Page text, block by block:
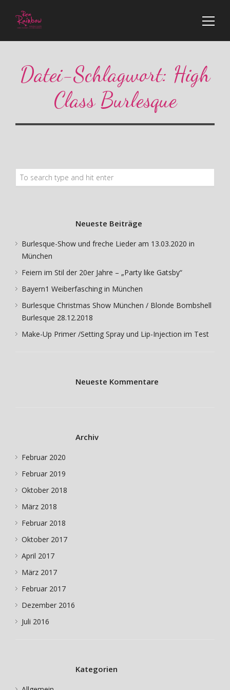
Datei-Schlagwort: High
Class Burlesque
Neueste Beiträge
Burlesque-Show und freche Lieder am 13.03.2020 in
München
Feiern im Stil der 20er Jahre – „Party like Gatsby“
Bayern1 Weiberfasching in München
Burlesque Christmas Show München / Blonde Bombshell
Burlesque 28.12.2018
Make-Up Primer /Setting Spray und Lip-Injection im Test
Neueste Kommentare
Archiv
Februar 2020
Februar 2019
Oktober 2018
März 2018
Februar 2018
Oktober 2017
April 2017
März 2017
Februar 2017
Dezember 2016
Juli 2016
Kategorien